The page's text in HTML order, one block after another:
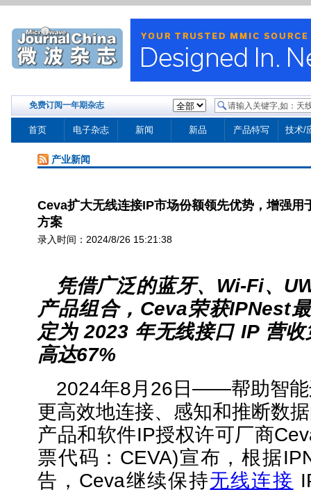
免费订阅一年期杂志
首页 电子杂志 新闻 新品 产品特写 技术/
产业新闻
Ceva扩大无线连接IP市场份额领先优势，增强用
方案
录入时间：2024/8/26 15:21:38
凭借广泛的蓝牙、 Wi-Fi、
产品组合， Ceva荣获IPNest
定为2023 年无线接口IP 营
高达67%
2024年8月26日——帮助智能
更高效地连接、感知和推断数
产品和软件IP授权许可厂商
票代码：CEVA)宣布，根据
告，Ceva继续保持无线连接